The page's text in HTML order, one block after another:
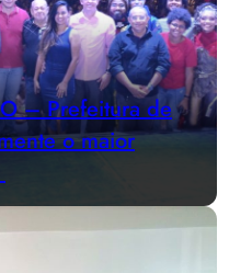
– Prefeitura de
o maior